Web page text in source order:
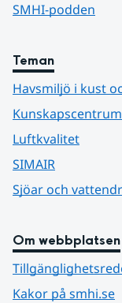
SMHI-podden
Teman
Havsmiljö i kust
Luftkvalitet
SIMAIR
Sjöar och
Om webbplatsen
Kakor på smhi.se